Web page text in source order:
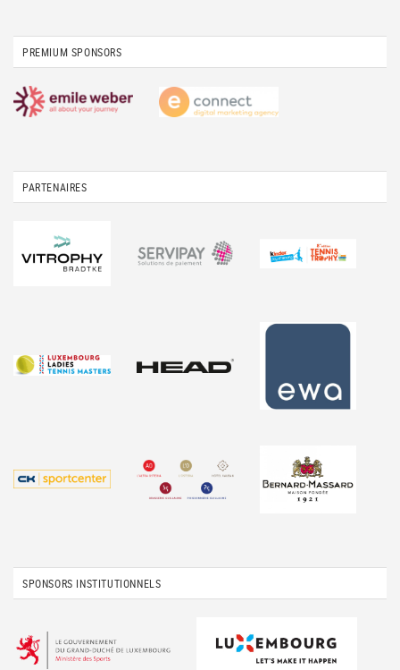
PREMIUM SPONSORS
PARTENAIRES
SPONSORS INSTITUTIONNELS